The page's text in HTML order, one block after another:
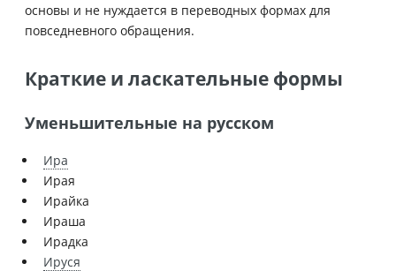
основы и не нуждается в переводных формах для
повседневного обращения.
Краткие и ласкательные формы
Уменьшительные на русском
Ира
Ирая
Ирайка
Ираша
Ирадка
Ируся